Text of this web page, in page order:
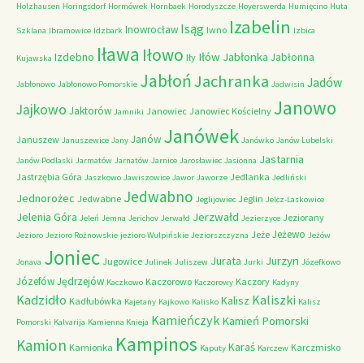
Holzhausen Horingsdorf Hormówek Hornbaek Horodyszcze Hoyerswerda Humięcino Huta
Szklana Ibramowice Idzbark Inowrocław Isąg Iwno Izabelin Izbica
Kujawska Izdebno Iława Iłowo Iły Iłów Jabłonka Jabłonna
Jabłonowo Jabłonowo Pomorskie JabłońJachranka Jadwisin Jadów
Jajkowo Jaktorów Jamniki Janowiec Janowiec Kościelny Janowo
Januszew Januszewice Jany Janów Janówek Janówko Janów Lubelski
Janów Podlaski Jarmatów Jarnatów Jarnice Jarosławiec Jasionna Jastarnia
Jastrzębia Góra Jaszkowo Jawiszowice Jawor Jaworze Jedlanka Jedliński
Jednorożec Jedwabne Jedwabno Jeglijowiec Jeglin Jelcz-Laskowice
Jelenia Góra Jeleń Jemna Jerichov Jerwałd Jerzwałd Jezierzyce Jeziorany
Jezioro Jezioro Rożnowskie jezioro Wulpińskie Jeziorszczyzna Jeże Jeżewo Jeżów
Jonava Joniec Jugowice Julinek Juliszew Jurata Jurki Jurzyn Józefkowo
JózefówJędrzejów Kaczkowo Kaczorowo Kaczorowy Kaczory Kadyny
Kadzidło Kadłubówka Kajetany Kajkowo Kalisko Kalisz Kaliszki Kalisz
Pomorski Kalvarija Kamienna Knieja Kamieńczyk Kamień Pomorski
Kamion Kamionka Kampinos Kaputy Karaś Karczew Karczmisko